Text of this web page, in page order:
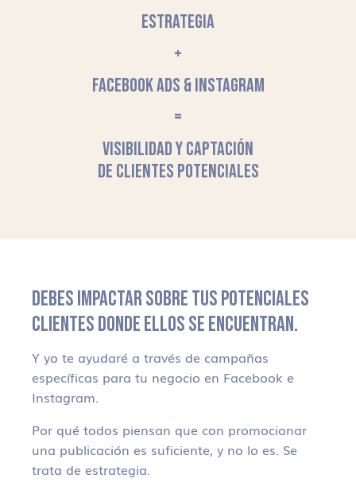
ESTRATEGIA
+
FACEBOOK ADS & INSTAGRAM
=
VISIBILIDAD Y CAPTACIÓN
DE CLIENTES POTENCIALES
DEBES IMPACTAR SOBRE TUS POTENCIALES
CLIENTES DONDE ELLOS SE ENCUENTRAN.
Y yo te ayudaré a través de campañas
específicas para tu negocio en Facebook e
Instagram.
Por qué todos piensan que con promocionar
una publicación es suficiente, y no lo es. Se
trata de estrategia.